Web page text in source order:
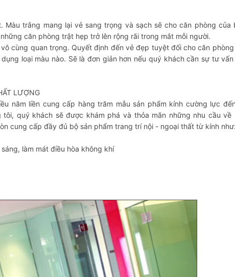
trắng mang lại vẻ sang trọng và sạch sẽ cho căn phòng của
căn phòng trật hẹp trở lên rộng rãi trong mắt mỗi người.
cùng quan trọng. Quyết định đến vẻ đẹp tuyệt đối cho căn
loại màu nào. Sẽ là đơn giản hơn nếu quý khách cần sự tư
LƯỢNG
năm liền cung cấp hàng trăm mẫu sản phẩm kính cường lực
quý khách sẽ được khám phá và thỏa mãn những nhu cầu về
cung cấp đầy đủ bộ sản phẩm trang trí nội - ngoại thất từ kính
làm mát điều hòa không khí